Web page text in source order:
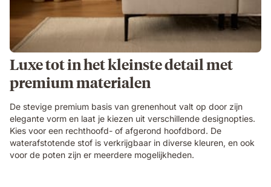
Luxe tot in het kleinste detail met
premium materialen
De stevige premium basis van grenenhout valt op door zijn
elegante vorm en laat je kiezen uit verschillende designopties.
Kies voor een rechthoofd- of afgerond hoofdbord. De
waterafstotende stof is verkrijgbaar in diverse kleuren, en ook
voor de poten zijn er meerdere mogelijkheden.